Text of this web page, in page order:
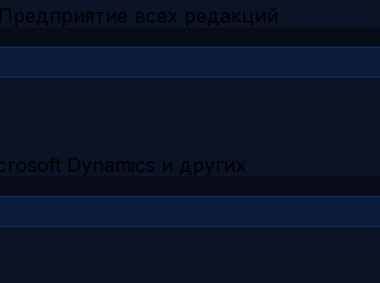
всех редакций
Dynamics и других